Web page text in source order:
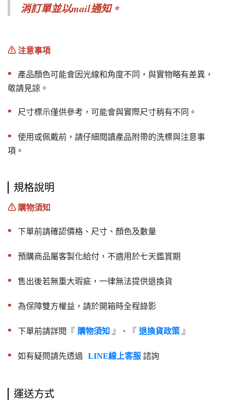
消訂單並以mail通知。
⚠︎ 注意事項
▪︎
產品顏色可能會因光線和角度不同，與實物略有差異，
敬請見諒。
▪︎ 尺寸標示僅供參考，可能會與實際尺寸稍有不同。
▪︎ 使用或佩戴前，請仔細閱讀產品附帶的洗標與注意事
項。
規格說明
⚠︎ 購物須知
▪︎ 下單前請確認價格、尺寸、顏色及數量
▪︎ 預購商品屬客製化給付，不適用於七天鑑賞期
▪︎ 售出後若無重大瑕疵，一律無法提供退換貨
▪︎ 為保障雙方權益，請於開箱時全程錄影
▪︎ 下單前請詳閱『 購物須知 』、『 退換貨政策 』
▪︎ 如有疑問請先透過 LINE線上客服 諮詢
運送方式